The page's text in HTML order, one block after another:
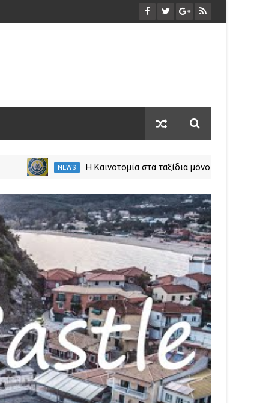
NEWS
Η Καινοτομία στα ταξίδια μόνο